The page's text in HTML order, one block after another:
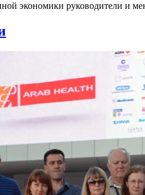
экономики руководители